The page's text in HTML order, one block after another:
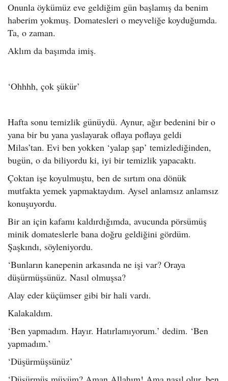
Onunla öykümüz eve geldiğim gün başlamış da benim
haberim yokmuş. Domatesleri o meyveliğe koyduğumda.
Ta, o zaman.
Aklım da başımda imiş.
‘Ohhhh, çok şükür’
Hafta sonu temizlik günüydü. Aynur, ağır bedenini bir o
yana bir bu yana yaslayarak oflaya poflaya geldi
Milas’tan. Evi ben yokken ‘yalap şap’ temizlediğinden,
bugün, o da biliyordu ki, iyi bir temizlik yapacaktı.
Çoktan işe koyulmuştu, ben de sırtım ona dönük
mutfakta yemek yapmaktaydım. Aysel anlamsız anlamsız
konuşuyordu.
Bir an için kafamı kaldırdığımda, avucunda pörsümüş
minik domateslerle bana doğru geldiğini gördüm.
Şaşkındı, söyleniyordu.
‘Bunların kanepenin arkasında ne işi var? Oraya
düşürmüşsünüz. Nasıl olmuşsa?
Alay eder küçümser gibi bir hali vardı.
Kalakaldım.
‘Ben yapmadım. Hayır. Hatırlamıyorum.’ dedim. ‘Ben
yapmadım.’
‘Düşürmüşsünüz’